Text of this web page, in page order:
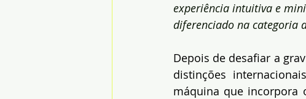
experiência intuitiva e
diferenciado na categoria
Depois de desafiar a
distinções
máquina que incorpora